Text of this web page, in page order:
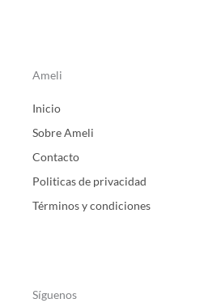
Ameli
Inicio
Sobre Ameli
Contacto
Politicas de privacidad
Términos y condiciones
Síguenos